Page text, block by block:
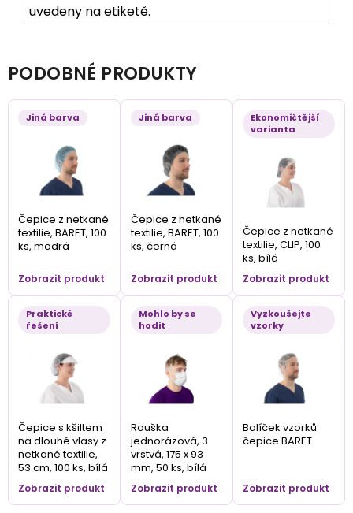
uvedeny na etiketě.
PODOBNÉ PRODUKTY
Jiná barva
Čepice z netkané
textilie, BARET, 100
ks, modrá
Zobrazit produkt
Jiná barva
Čepice z netkané
textilie, BARET, 100
ks, černá
Zobrazit produkt
Ekonomičtější
varianta
Čepice z netkané
textilie, CLIP, 100
ks, bílá
Zobrazit produkt
Praktické
řešení
Čepice s kšiltem
na dlouhé vlasy z
netkané textilie,
53 cm, 100 ks, bílá
Zobrazit produkt
Mohlo by se
hodit
Rouška
jednorázová, 3
vrstvá, 175 x 93
mm, 50 ks, bílá
Zobrazit produkt
Vyzkoušejte
vzorky
Balíček vzorků
čepice BARET
Zobrazit produkt